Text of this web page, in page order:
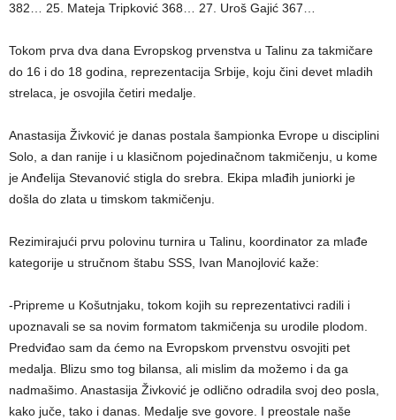
382… 25. Mateja Tripković 368… 27. Uroš Gajić 367…
Tokom prva dva dana Evropskog prvenstva u Talinu za takmičare
do 16 i do 18 godina, reprezentacija Srbije, koju čini devet mladih
strelaca, je osvojila četiri medalje.
Anastasija Živković je danas postala šampionka Evrope u disciplini
Solo, a dan ranije i u klasičnom pojedinačnom takmičenju, u kome
je Anđelija Stevanović stigla do srebra. Ekipa mlađih juniorki je
došla do zlata u timskom takmičenju.
Rezimirajući prvu polovinu turnira u Talinu, koordinator za mlađe
kategorije u stručnom štabu SSS, Ivan Manojlović kaže:
-Pripreme u Košutnjaku, tokom kojih su reprezentativci radili i
upoznavali se sa novim formatom takmičenja su urodile plodom.
Predviđao sam da ćemo na Evropskom prvenstvu osvojiti pet
medalja. Blizu smo tog bilansa, ali mislim da možemo i da ga
nadmašimo. Anastasija Živković je odlično odradila svoj deo posla,
kako juče, tako i danas. Medalje sve govore. I preostale naše